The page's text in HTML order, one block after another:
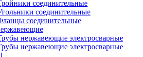
соединительные
соединительные
соединительные
нержавеющие электросварные
нержавеющие электросварные